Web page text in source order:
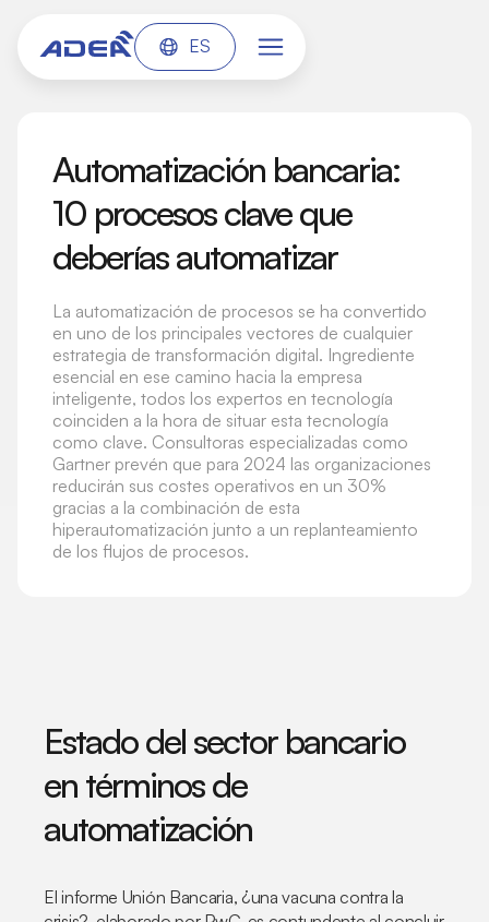
ES
Automatización bancaria:
10 procesos clave que
deberías automatizar
La automatización de procesos se ha convertido
en uno de los principales vectores de cualquier
estrategia de transformación digital. Ingrediente
esencial en ese camino hacia la empresa
inteligente, todos los expertos en tecnología
coinciden a la hora de situar esta tecnología
como clave. Consultoras especializadas como
Gartner prevén que para 2024 las organizaciones
reducirán sus costes operativos en un 30%
gracias a la combinación de esta
hiperautomatización junto a un replanteamiento
de los flujos de procesos.
Estado del sector bancario
en términos de
automatización
El informe Unión Bancaria, ¿una vacuna contra la